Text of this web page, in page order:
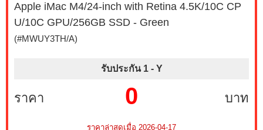
Apple iMac M4/24-inch with Retina 4.5K/10C CP
U/10C GPU/256GB SSD - Green
(#MWUY3TH/A)
รับประกัน 1 - Y
ราคา บาท
0
ราคาล่าสุดเมื่อ 2026-04-17